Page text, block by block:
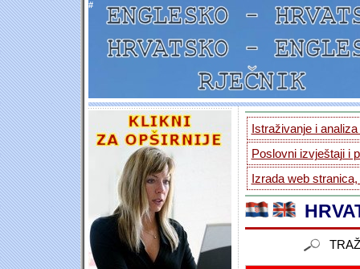
#
Istraživanje i
Poslovni izvještaji i
Izrada web